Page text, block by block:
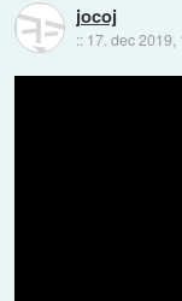
jocoj
:: 17. dec 2019,